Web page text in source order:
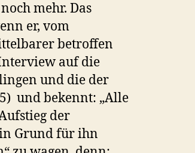
mehr. Das
er, vom
betroffen
auf die
und die der
und bekennt: „Alle
der
Grund für ihn